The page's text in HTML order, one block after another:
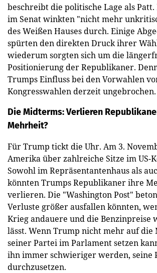
beschreibt die politische Lage als
im Senat winkten "nicht mehr
des Weißen Hauses durch. Einige
spürten den direkten Druck ihrer
wiederum sorgten sich um die
Positionierung der Republikaner.
Trumps Einfluss bei den Vorwahlen
Kongresswahlen derzeit ungebrochen.
Die Midterms: Verlieren
Mehrheit?
Für Trump tickt die Uhr. Am 3.
Amerika über zahlreiche Sitze im US-
Sowohl im Repräsentantenhaus als
könnten Trumps Republikaner ihre
verlieren. Die "Washington Post"
Verluste größer ausfallen könnten,
Krieg andauere und die Benzinpreise
lässt. Wenn Trump nicht mehr auf die
seiner Partei im Parlament setzen
ihn immer schwieriger werden, seine
durchzusetzen.